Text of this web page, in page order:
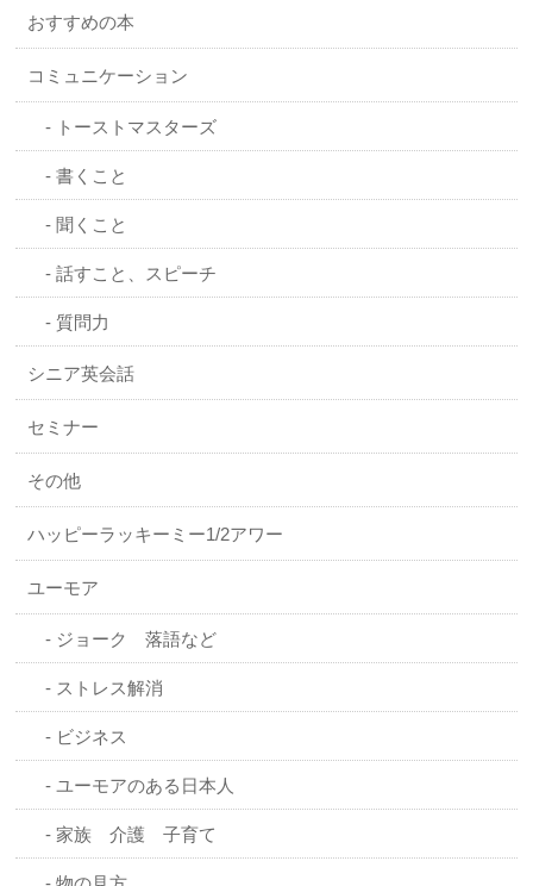
おすすめの本
コミュニケーション
トーストマスターズ
書くこと
聞くこと
話すこと、スピーチ
質問力
シニア英会話
セミナー
その他
ハッピーラッキーミー1/2アワー
ユーモア
ジョーク 落語など
ストレス解消
ビジネス
ユーモアのある日本人
家族 介護 子育て